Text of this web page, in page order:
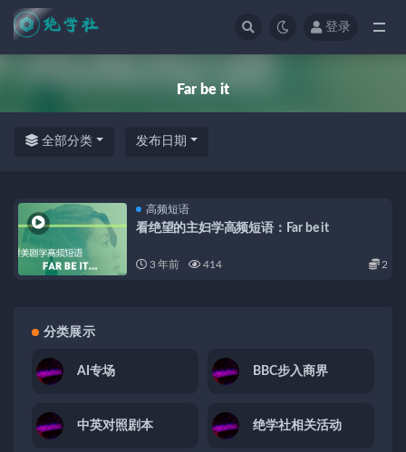
登录
Far be it
全部分类 发布日期
高频短语
看绝望的主妇学高频短语：Far be it
3 年前 414 2
分类展示
AI专场 BBC步入商界
中英对照剧本 绝学社相关活动